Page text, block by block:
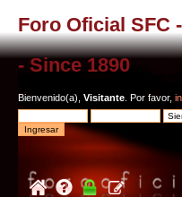
Foro Oficial SFC
- Since 1890
Bienvenido(a), Visitante . Por favor,